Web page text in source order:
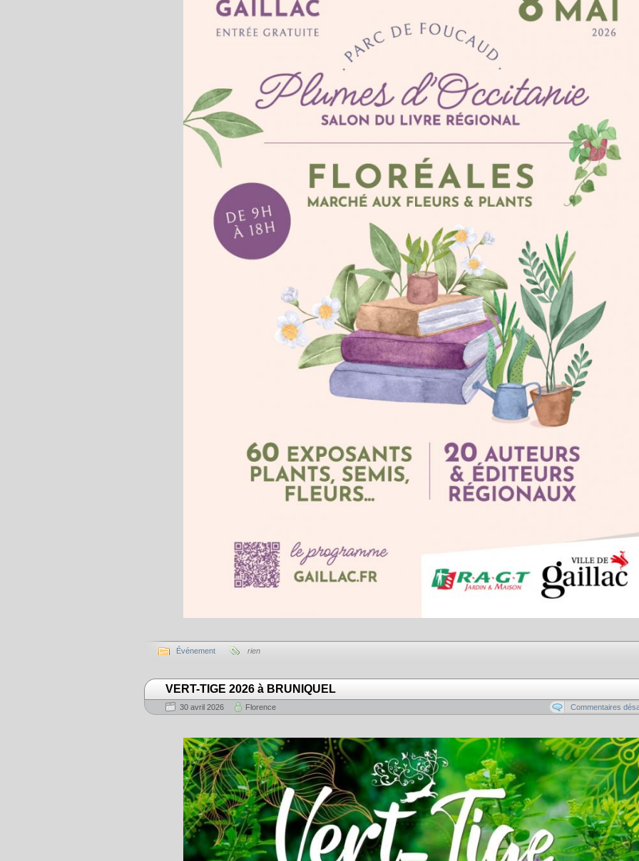
Événement rien
VERT-TIGE 2026 à BRUNIQUEL
30 avril 2026 Florence Commentaires